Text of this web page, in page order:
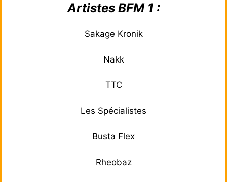
Artistes BFM 1 :
Sakage Kronik
Nakk
TTC
Les Spécialistes
Busta Flex
Rheobaz